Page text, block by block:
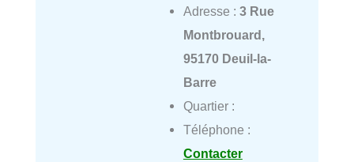
Adresse : 3 Rue
Montbrouard,
95170 Deuil-la-
Barre
Quartier :
Téléphone :
Contacter